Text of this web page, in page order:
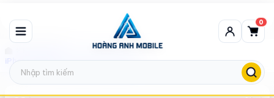
0
iPhone Xs (MLK) - THANH LÝ/789725